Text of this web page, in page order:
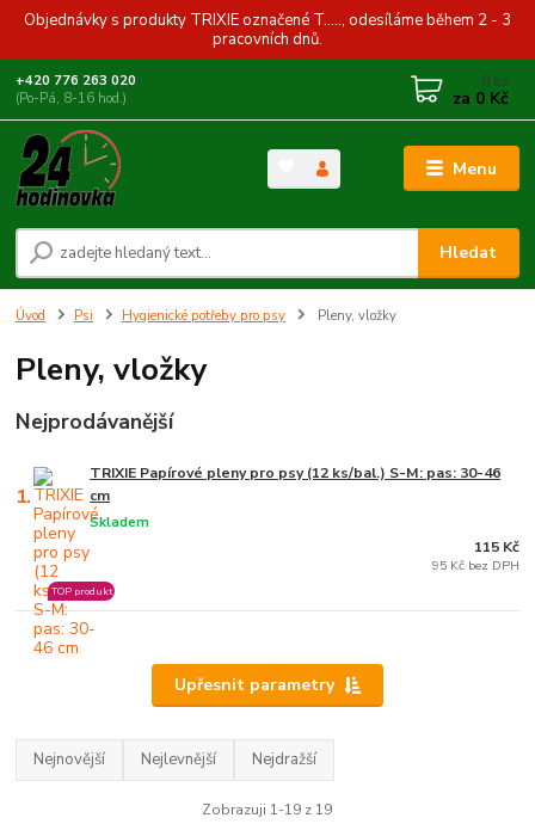
Objednávky s produkty TRIXIE označené T....., odesíláme během 2 - 3
pracovních dnů.
Menu
Hledat
+420 776 263 020
(Po-Pá, 8-16 hod.)
0 ks
za 0 Kč
Úvod Psi Hygienické potřeby pro psy Pleny, vložky
Pleny, vložky
Nejprodávanější
1.
TRIXIE Papírové pleny pro psy (12 ks/bal.) S-M: pas: 30-46
cm
Skladem
TOP produkt
115 Kč
95 Kč bez DPH
Upřesnit parametry
Nejnovější Nejlevnější Nejdražší
Zobrazuji 1-19 z 19